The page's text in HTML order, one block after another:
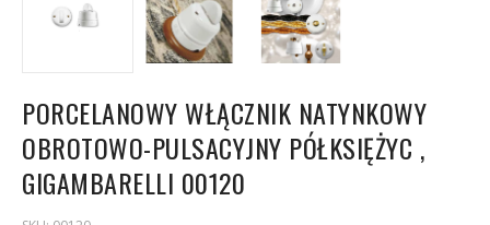
PORCELANOWY WŁĄCZNIK NATYNKOWY
OBROTOWO-PULSACYJNY PÓŁKSIĘŻYC ,
GIGAMBARELLI 00120